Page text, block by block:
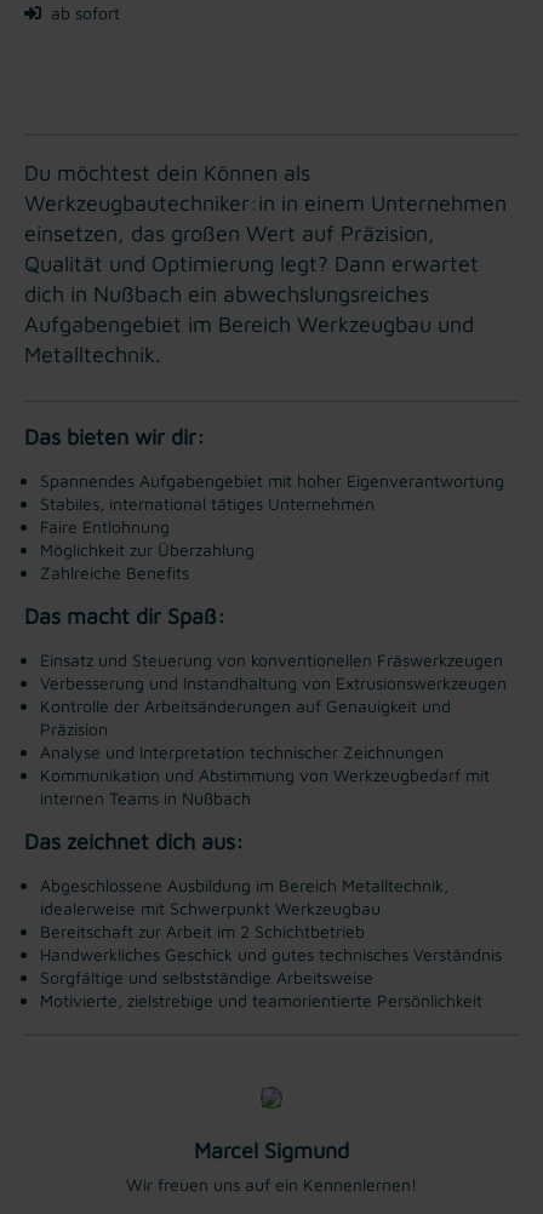
ab sofort
Du möchtest dein Können als
Werkzeugbautechniker:in in einem Unternehmen
einsetzen, das großen Wert auf Präzision,
Qualität und Optimierung legt? Dann erwartet
dich in Nußbach ein abwechslungsreiches
Aufgabengebiet im Bereich Werkzeugbau und
Metalltechnik.
Das bieten wir dir:
Spannendes Aufgabengebiet mit hoher Eigenverantwortung
Stabiles, international tätiges Unternehmen
Faire Entlohnung
Möglichkeit zur Überzahlung
Zahlreiche Benefits
Das macht dir Spaß:
Einsatz und Steuerung von konventionellen Fräswerkzeugen
Verbesserung und Instandhaltung von Extrusionswerkzeugen
Kontrolle der Arbeitsänderungen auf Genauigkeit und
Präzision
Analyse und Interpretation technischer Zeichnungen
Kommunikation und Abstimmung von Werkzeugbedarf mit
internen Teams in Nußbach
Das zeichnet dich aus:
Abgeschlossene Ausbildung im Bereich Metalltechnik,
idealerweise mit Schwerpunkt Werkzeugbau
Bereitschaft zur Arbeit im 2 Schichtbetrieb
Handwerkliches Geschick und gutes technisches Verständnis
Sorgfältige und selbstständige Arbeitsweise
Motivierte, zielstrebige und teamorientierte Persönlichkeit
Marcel Sigmund
Wir freuen uns auf ein Kennenlernen!